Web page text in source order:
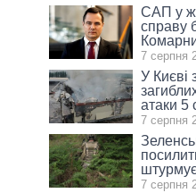
САП у
справу
7 серпня
У Києві
атаки 5
7 серпня
7 серпня